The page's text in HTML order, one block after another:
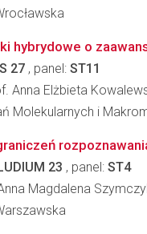
hybrydowe o
27 , panel: ST11
Anna Elżbieta
Molekularnych i
23 , panel: ST4
Magdalena